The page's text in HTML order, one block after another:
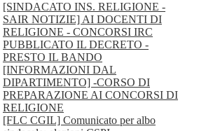
[SINDACATO INS. RELIGIONE -
SAIR NOTIZIE] AI DOCENTI DI
RELIGIONE - CONCORSI IRC
PUBBLICATO IL DECRETO -
PRESTO IL BANDO
[INFORMAZIONI DAL
DIPARTIMENTO] -CORSO DI
PREPARAZIONE AI CONCORSI DI
RELIGIONE
[FLC CGIL] Comunicato per albo